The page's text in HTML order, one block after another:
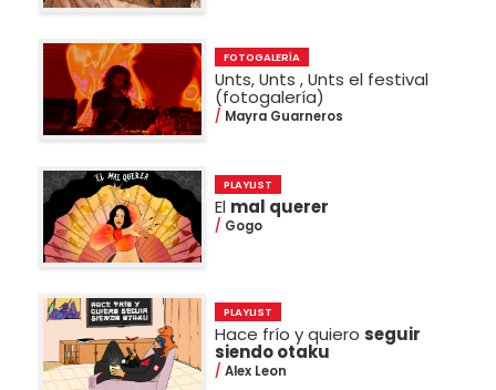
FOTOGALERÍA
Unts, Unts , Unts el festival
(fotogalería)
Mayra Guarneros
PLAYLIST
El mal querer
Gogo
PLAYLIST
Hace frío y quieroseguir
siendo otaku
Alex Leon